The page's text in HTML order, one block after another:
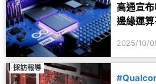
高通宣
邊緣運
2025/10/
採訪報導